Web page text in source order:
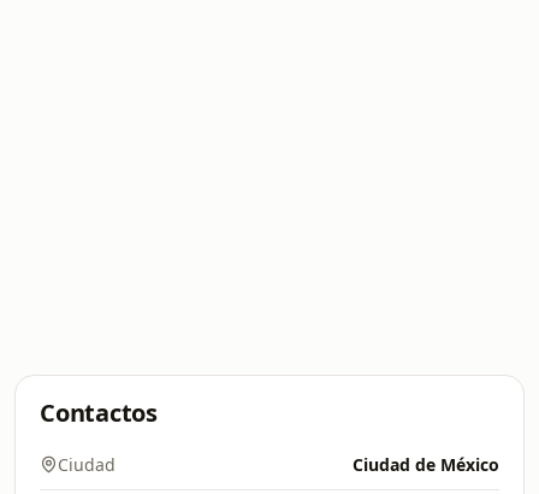
Contactos
Ciudad Ciudad de México